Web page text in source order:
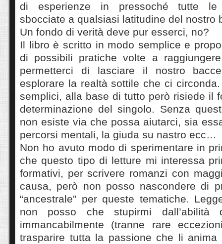
di esperienze in pressoché tutte le
sbocciate a qualsiasi latitudine del nostro
Un fondo di verità deve pur esserci, no?
Il libro è scritto in modo semplice e
di possibili pratiche volte a
permetterci di lasciare il nostro
esplorare la realtà sottile che ci
semplici, alla base di tutto però risiede il
determinazione del singolo. Senza
non esiste via che possa aiutarci, sia
percorsi mentali, la giuda su nastro ecc…
Non ho avuto modo di sperimentare in
che questo tipo di letture mi interessa
formativi, per scrivere romanzi con
causa, però non posso nascondere di
“ancestrale” per queste tematiche.
non posso che stupirmi dall’abilità
immancabilmente (tranne rare
trasparire tutta la passione che li anima